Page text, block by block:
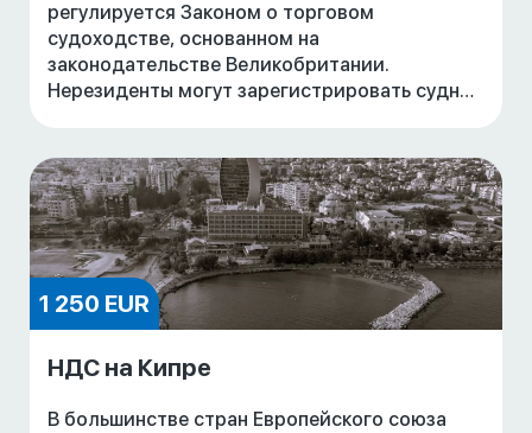
регулируется Законом о торговом
судоходстве, основанном на
законодательстве Великобритании.
Нерезиденты могут зарегистрировать судно
ограниченной ответстве
1 250 EUR
НДС на Кипре
В большинстве стран Европейского союза